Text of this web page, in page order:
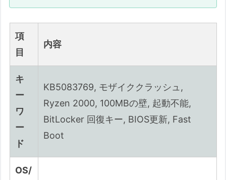
この記事の対象者
1. 現在確認されている事象：画面の論理崩壊
（モザイククラッシュ）
🚨 【緊急警告】従来の修復手段（回復ド
ライブ等）は通用しない恐れがあります
💻 発生のタイミング：死因は「沈
項
目
内容
キ
ー
ワ
ー
ド
KB5083769, モザイククラッシュ,
Ryzen 2000, 100MBの壁, 起動不能,
BitLocker 回復キー, BIOS更新, Fast
Boot
OS/